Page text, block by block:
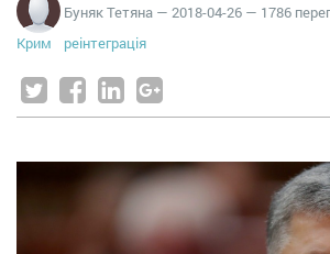
Буняк Тетяна — 2018-04-26 — 1786
Крим
реінтеграція